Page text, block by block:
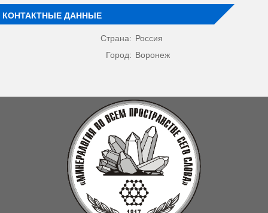
КОНТАКТНЫЕ ДАННЫЕ
Страна: Россия
Город: Воронеж